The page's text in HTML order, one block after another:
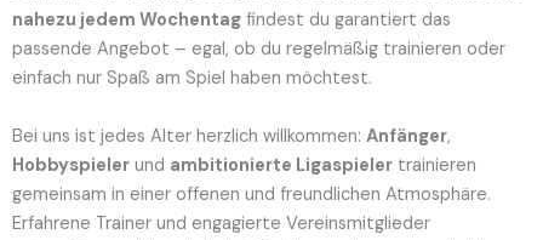
nahezu jedem Wochentag findest du garantiert das
passende Angebot – egal, ob du regelmäßig trainieren oder
einfach nur Spaß am Spiel haben möchtest.
Bei uns ist jedes Alter herzlich willkommen: Anfänger,
Hobbyspieler und ambitionierte Ligaspieler trainieren
gemeinsam in einer offenen und freundlichen Atmosphäre.
Erfahrene Trainer und engagierte Vereinsmitglieder